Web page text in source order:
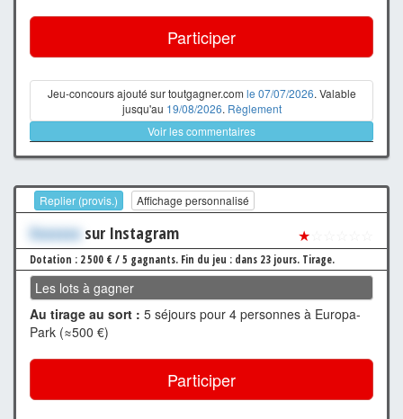
Participer
Jeu-concours ajouté sur toutgagner.com le 07/07/2026. Valable
jusqu'au 19/08/2026. Règlement
Voir les commentaires
Replier (provis.) Affichage personnalisé
Xxxxxxx sur Instagram ★
Dotation : 2 500 € / 5 gagnants. Fin du jeu : dans 23 jours. Tirage.
Les lots à gagner
Au tirage au sort : 5 séjours pour 4 personnes à Europa-
Park (≈500 €)
Participer